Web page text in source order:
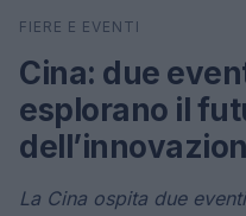
Cerca
FIERE E EVENTI
Cina: due
esplorano il
La Cina ospita due